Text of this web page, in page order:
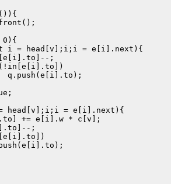
i = head[v];i;i = e[i].next){
;
q.push(e[i].to);
head[v];i;i = e[i].next){
+= e[i].w * c[v];
;